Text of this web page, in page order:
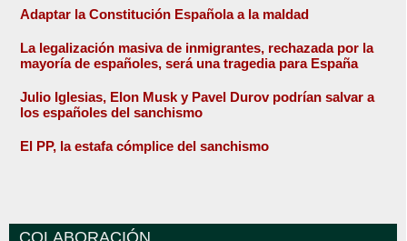
Adaptar la Constitución Española a la maldad
La legalización masiva de inmigrantes, rechazada por la
mayoría de españoles, será una tragedia para España
Julio Iglesias, Elon Musk y Pavel Durov podrían salvar a
los españoles del sanchismo
El PP, la estafa cómplice del sanchismo
COLABORACIÓN